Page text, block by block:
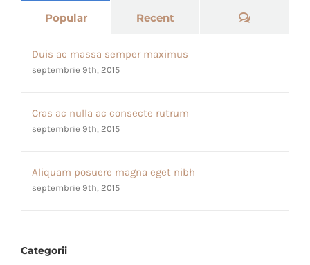
Popular Recent Comments
Duis ac massa semper maximus
septembrie 9th, 2015
Cras ac nulla ac consecte rutrum
septembrie 9th, 2015
Aliquam posuere magna eget nibh
septembrie 9th, 2015
Categorii